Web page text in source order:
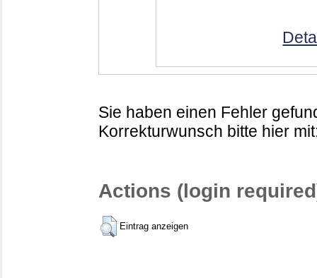
Sie haben einen Fehler
Korrekturwunsch bitte hier
Actions (login
Eintrag anzeigen